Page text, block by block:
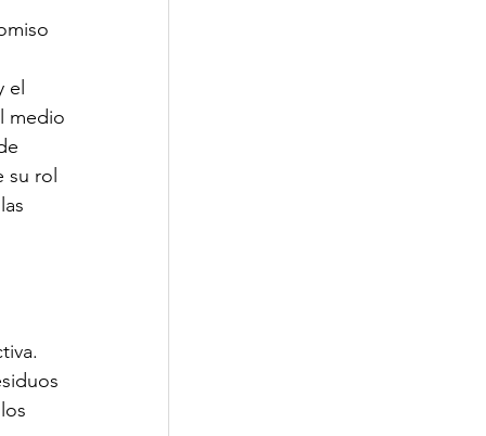
el
medio
rol